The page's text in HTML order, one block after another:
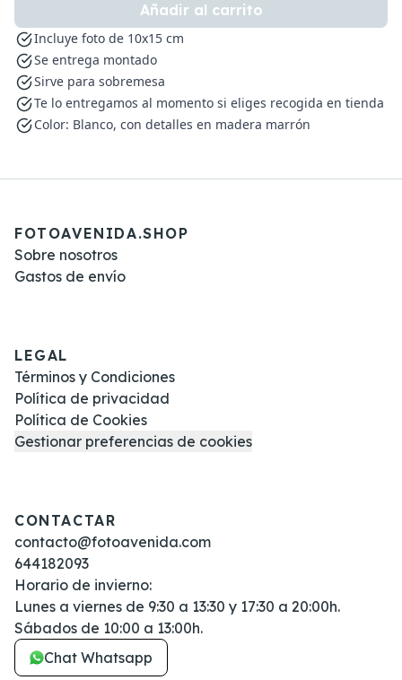
Añadir al carrito
Incluye foto de 10x15 cm
Se entrega montado
Sirve para sobremesa
Te lo entregamos al momento si eliges recogida en tienda
Color: Blanco, con detalles en madera marrón
FOTOAVENIDA.SHOP
Sobre nosotros
Gastos de envío
LEGAL
Términos y Condiciones
Política de privacidad
Política de Cookies
Gestionar preferencias de cookies
CONTACTAR
contacto@fotoavenida.com
644182093
Horario de invierno:
Lunes a viernes de 9:30 a 13:30 y 17:30 a 20:00h.
Sábados de 10:00 a 13:00h.
Chat Whatsapp